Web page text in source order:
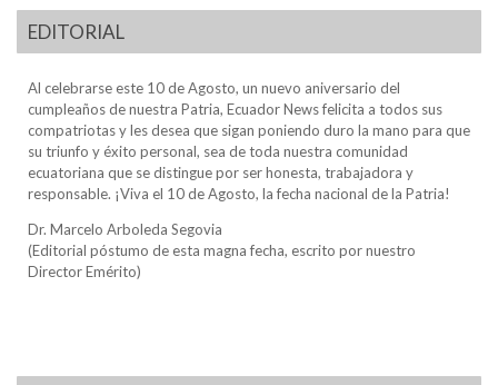
EDITORIAL
Al celebrarse este 10 de Agosto, un nuevo aniversario del
cumpleaños de nuestra Patria, Ecuador News felicita a todos sus
compatriotas y les desea que sigan poniendo duro la mano para que
su triunfo y éxito personal, sea de toda nuestra comunidad
ecuatoriana que se distingue por ser honesta, trabajadora y
responsable. ¡Viva el 10 de Agosto, la fecha nacional de la Patria!
Dr. Marcelo Arboleda Segovia
(Editorial póstumo de esta magna fecha, escrito por nuestro
Director Emérito)